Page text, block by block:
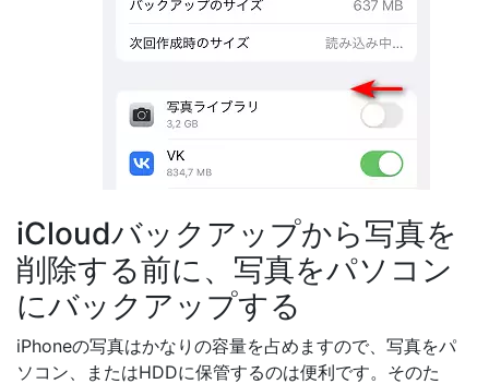
iCloudバックアップから写真を
削除する前に、写真をパソコン
にバックアップする
iPhoneの写真はかなりの容量を占めますので、写真をパ
ソコン、またはHDDに保管するのは便利です。そのた